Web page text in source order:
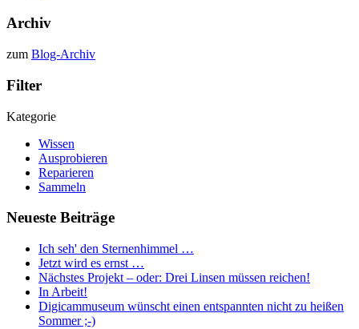
Archiv
zum Blog-Archiv
Filter
Kategorie
Wissen
Ausprobieren
Reparieren
Sammeln
Neueste Beiträge
Ich seh' den Sternenhimmel …
Jetzt wird es ernst …
Nächstes Projekt – oder: Drei Linsen müssen reichen!
In Arbeit!
Digicammuseum wünscht einen entspannten nicht zu heißen
Sommer ;-)